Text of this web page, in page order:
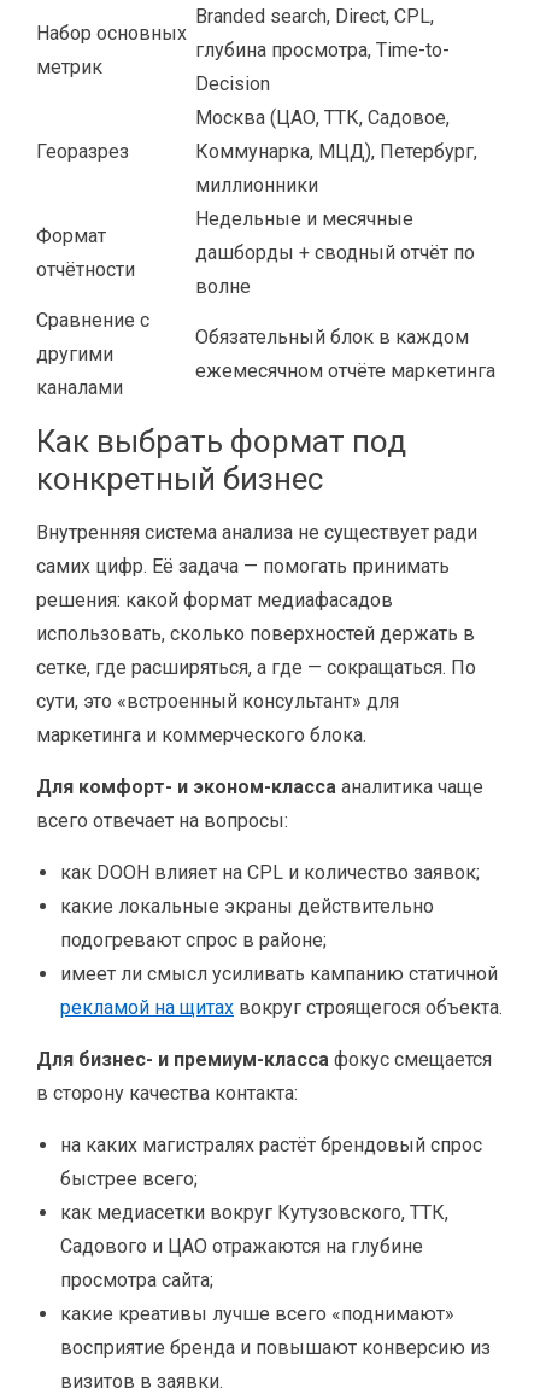
Набор основных
метрик
Branded search, Direct, CPL,
глубина просмотра, Time-to-
Decision
Георазрез
Москва (ЦАО, ТТК, Садовое,
Коммунарка, МЦД), Петербург,
миллионники
Формат
отчётности
Недельные и месячные
дашборды + сводный отчёт по
волне
Сравнение с
другими
каналами
Обязательный блок в каждом
ежемесячном отчёте маркетинга
Как выбрать формат под
конкретный бизнес
Внутренняя система анализа не существует ради
самих цифр. Её задача — помогать принимать
решения: какой формат медиафасадов
использовать, сколько поверхностей держать в
сетке, где расширяться, а где — сокращаться. По
сути, это «встроенный консультант» для
маркетинга и коммерческого блока.
Для комфорт- и эконом-класса аналитика чаще
всего отвечает на вопросы:
как DOOH влияет на CPL и количество заявок;
какие локальные экраны действительно
подогревают спрос в районе;
имеет ли смысл усиливать кампанию статичной
рекламой на щитах вокруг строящегося объекта.
Для бизнес- и премиум-класса фокус смещается
в сторону качества контакта:
на каких магистралях растёт брендовый спрос
быстрее всего;
как медиасетки вокруг Кутузовского, ТТК,
Садового и ЦАО отражаются на глубине
просмотра сайта;
какие креативы лучше всего «поднимают»
восприятие бренда и повышают конверсию из
визитов в заявки.